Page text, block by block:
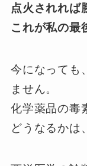
点火されれば
これが私の最
今になっても
ません。
化学薬品の毒
どうなるかは